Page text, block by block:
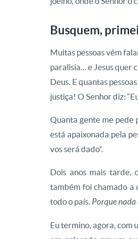
Busquem,
Muitas pessoas vêm
paralisia… e Jesus quer
Deus. E quantas
justiça! O Senhor diz:
Quanta gente me pede
está apaixonada pela
vos será dado”.
Dois anos mais tarde,
também foi chamado a
todo o país. Porque
Eu termino, agora, com